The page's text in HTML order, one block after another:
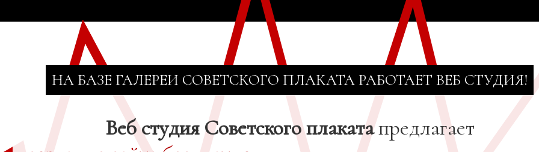
НА БАЗЕ ГАЛЕРЕИ СОВЕТСКОГО ПЛАКАТА РАБОТАЕТ ВЕБ СТУДИЯ!
Веб студия Советского плакатапредлагает